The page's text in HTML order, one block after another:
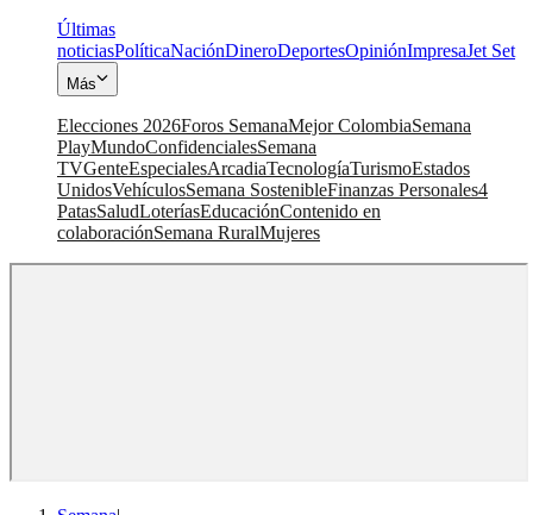
Últimas
noticiasPolíticaNaciónDineroDeportesOpiniónImpresaJet Set
Más
Elecciones 2026Foros SemanaMejor ColombiaSemana
PlayMundoConfidencialesSemana
TVGenteEspecialesArcadiaTecnologíaTurismoEstados
UnidosVehículosSemana SostenibleFinanzas Personales4
PatasSaludLoteríasEducaciónContenido en
colaboraciónSemana RuralMujeres